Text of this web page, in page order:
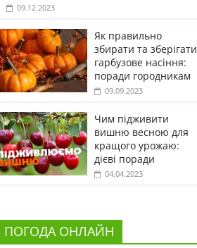
09.12.2023
Як правильно
збирати та зберігати
гарбузове насіння:
поради городникам
09.09.2023
Чим підживити
вишню весною для
кращого урожаю:
дієві поради
04.04.2023
ПОГОДА ОНЛАЙН